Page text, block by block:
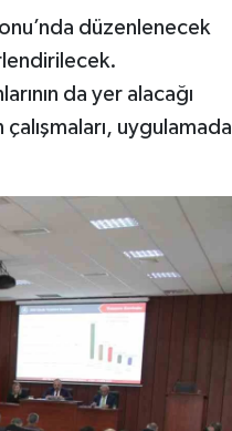
düzenlenecek
da yer alacağı
uygulamada